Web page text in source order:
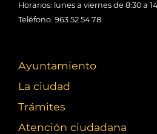
Horarios: lunes a viernes de 8:30 a
Teléfono: 963 52 54 78
Ayuntamiento
La ciudad
Trámites
Atención ciudadana